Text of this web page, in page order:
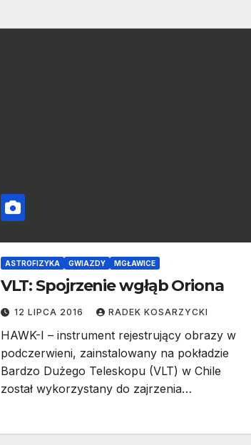
ASTROFIZYKA GWIAZDY MGŁAWICE
VLT: Spojrzenie wgłąb Oriona
12 LIPCA 2016 RADEK KOSARZYCKI
HAWK-I – instrument rejestrujący obrazy w
podczerwieni, zainstalowany na pokładzie
Bardzo Dużego Teleskopu (VLT) w Chile
został wykorzystany do zajrzenia…